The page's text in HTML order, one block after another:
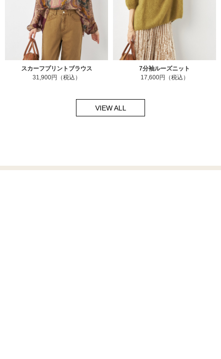
スカーフプリントブラウス
31,900円（税込）
7分袖ルーズニット
17,600円（税込）
VIEW ALL